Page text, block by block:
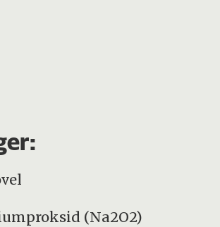
(Na2O2)